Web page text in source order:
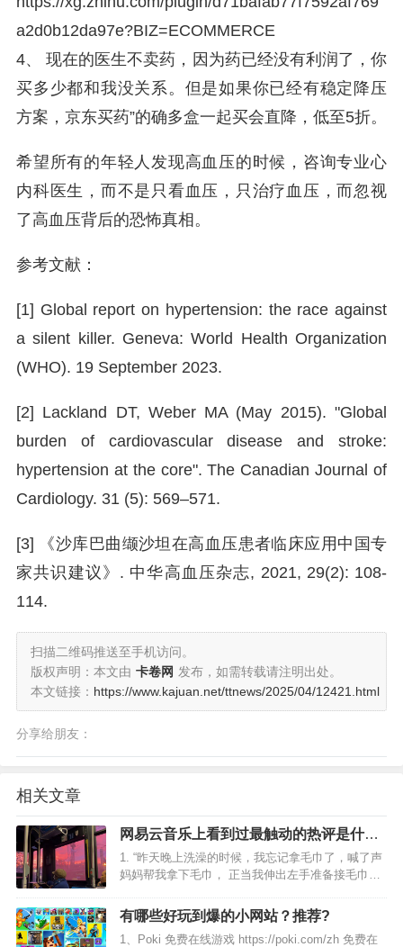
a2d0b12da97e?BIZ=ECOMMERCE
4、 现在的医生不卖药，因为药已经没有利润了，你
买多少都和我没关系。但是如果你已经有稳定降压
方案，京东买药”的确多盒一起买会直降，低至5折。
希望所有的年轻人发现高血压的时候，咨询专业心
内科医生，而不是只看血压，只治疗血压，而忽视
了高血压背后的恐怖真相。
参考文献：
[1] Global report on hypertension: the race against
a silent killer. Geneva: World Health Organization
(WHO). 19 September 2023.
[2] Lackland DT, Weber MA (May 2015). "Global
burden of cardiovascular disease and stroke:
hypertension at the core". The Canadian Journal of
Cardiology. 31 (5): 569–571.
[3] 《沙库巴曲缬沙坦在高血压患者临床应用中国专
家共识建议》. 中华高血压杂志, 2021, 29(2): 108-
114.
扫描二维码推送至手机访问。
版权声明：本文由 卡卷网 发布，如需转载请注明出处。
本文链接： https://www.kajuan.net/ttnews/2025/04/12421.html
分享给朋友：
相关文章
网易云音乐上看到过最触动的热评是什
么？
1. “昨天晚上洗澡的时候，我忘记拿毛巾了，喊了声
妈妈帮我拿下毛巾， 正当我伸出左手准备接毛巾的
听懂这句话， 永远都不要懂。 ——网易云热评《关
键词》 2. 小时候跟着父亲去城里卖西瓜，害…
有哪些好玩到爆的小网站？推荐?
1、Poki 免费在线游戏 https://poki.com/zh 免费在